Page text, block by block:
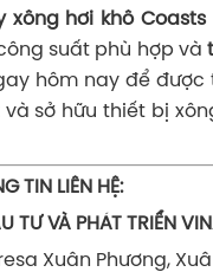
hơi khô Coasts
suất phù hợp và
hôm nay để
sở hữu thiết bị
TIN LIÊN HỆ:
TƯ VÀ PHÁT TRIỂN
Xuân Phương,